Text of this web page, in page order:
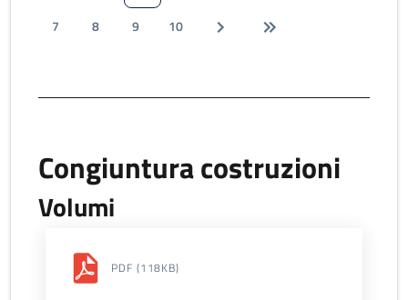
7
8 9 10
Congiuntura costruzioni
Volumi
PDF (118KB)